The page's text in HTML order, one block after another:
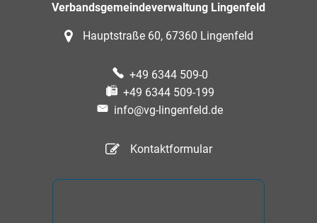
Verbandsgemeindeverwaltung Lingenfeld
Hauptstraße 60, 67360 Lingenfeld
+49 6344 509-0
+49 6344 509-199
info@vg-lingenfeld.de
Kontaktformular